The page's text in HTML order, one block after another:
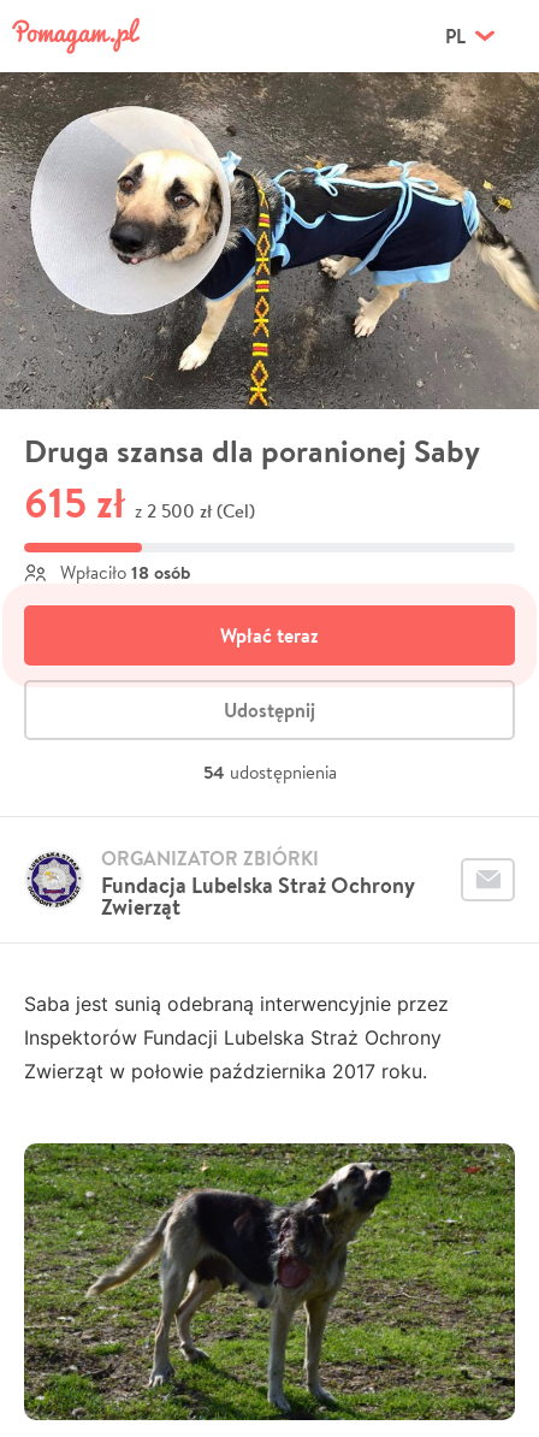
PL
Druga szansa dla poranionej Saby
615 zł z 2 500 zł (Cel)
Wpłaciło 18 osób
Wpłać teraz
Udostępnij
54 udostępnienia
Fundacja Lubelska Straż Ochrony
Zwierząt
ORGANIZATOR ZBIÓRKI
Saba jest sunią odebraną interwencyjnie przez
Inspektorów Fundacji Lubelska Straż Ochrony
Zwierząt w połowie października 2017 roku.